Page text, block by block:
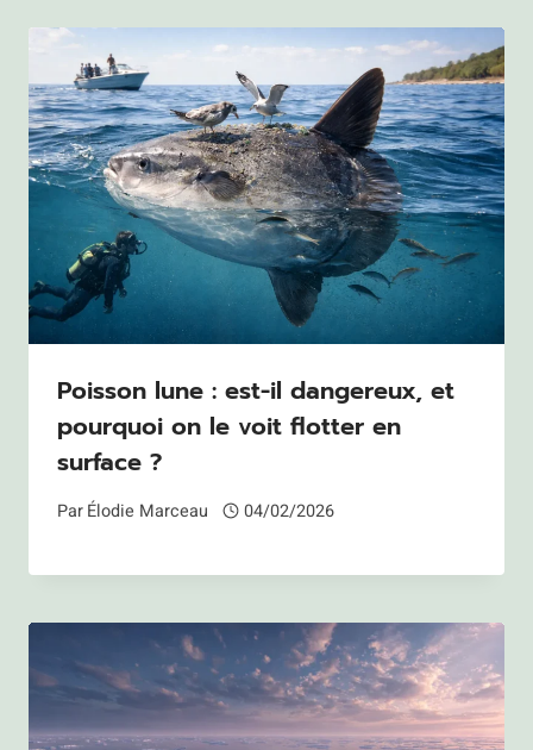
Poisson lune : est-il dangereux, et
pourquoi on le voit flotter en
surface ?
ParÉlodie Marceau 04/02/2026